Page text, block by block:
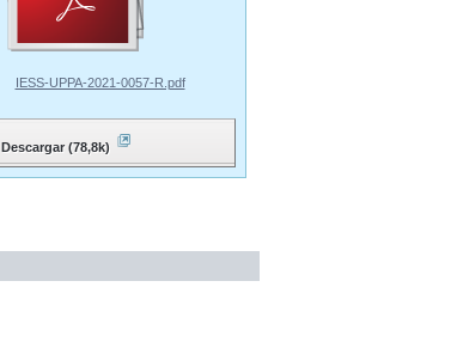
IESS-UPPA-2021-0057-R.pdf
Descargar (78,8k)